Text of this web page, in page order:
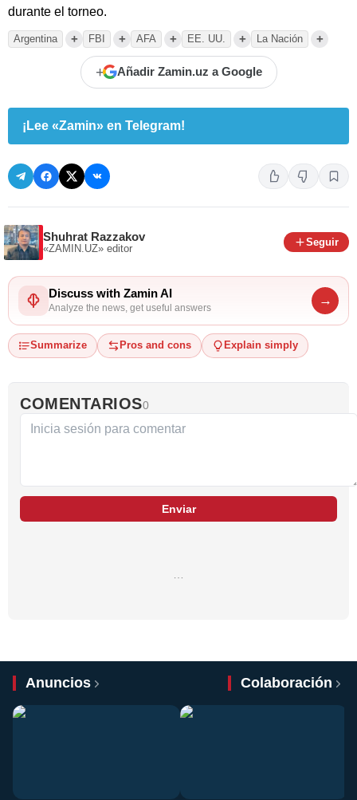
durante el torneo.
Argentina + FBI + AFA + EE. UU. + La Nación +
+ Añadir Zamin.uz a Google
¡Lee «Zamin» en Telegram!
Shuhrat Razzakov
«ZAMIN.UZ» editor
Seguir
Discuss with Zamin AI
Analyze the news, get useful answers
→
Summarize Pros and cons Explain simply
COMENTARIOS0
Enviar
Anuncios Colaboración